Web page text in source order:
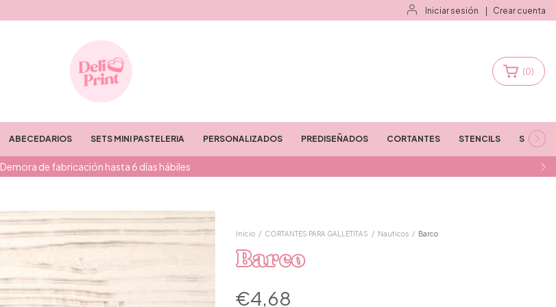
Iniciar sesión Crear cuenta
Demora de fabricación hasta 6 días hábiles
(0)
ABECEDARIOS SETS MINI PASTELERIA PERSONALIZADOS PREDISEÑADOS CORTANTES STENCILS STAMPS
Inicio / CORTANTES PARA GALLETITAS / Nauticos / Barco
Barco
€4,68